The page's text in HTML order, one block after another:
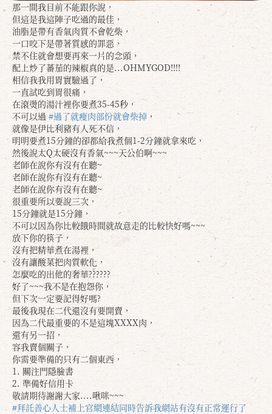
那一間我目前不能跟你說，
但這是我這陣子吃過的最佳，
油脂是帶有香氣肉質不會乾柴，
一口咬下是帶著質感的罪惡，
禁不住就會想要再來一片的念頭，
配上炒了蕃茄的辣椒真的是...OHMYGOD!!!!
相信我我用胃實驗過了，
一直試吃到胃很痛，
在滾燙的湯汁裡你要煮35-45秒，
不可以過 #過了就瘦肉部份就會柴掉 ，
就像是伊比利豬有人死不信，
明明要煮15分鐘的卻都給我煮個1-2分鐘就拿來吃，
然後說太Q太硬沒有香氣~~~天公伯啊~~~
老師在說你有沒有在聽~
老師在說你有沒有在聽~
老師在說你有沒有在聽~
很重要所以要說三次，
15分鐘就是15分鐘，
不可以因為你比較餓時間就故意走的比較快好嗎~~~
放下你的筷子，
沒有把精華煮在湯裡，
沒有讓酸菜把肉質軟化，
怎麼吃的出他的奢華??????
好了~~~我不是在抱怨你，
但下次一定要記得好嗎?
最後我現在二代還沒有要開賣，
因為二代最重要的不是這塊XXXX肉，
還有另一招，
容我賣個關子，
你需要準備的只有二個東西，
1. 關注門隱臉書
2. 準備好信用卡
敬請期待謝謝大家....啾咪~~~
#拜託善心人士補上官網連結同時告訴我網站有沒有正常運行了
確定